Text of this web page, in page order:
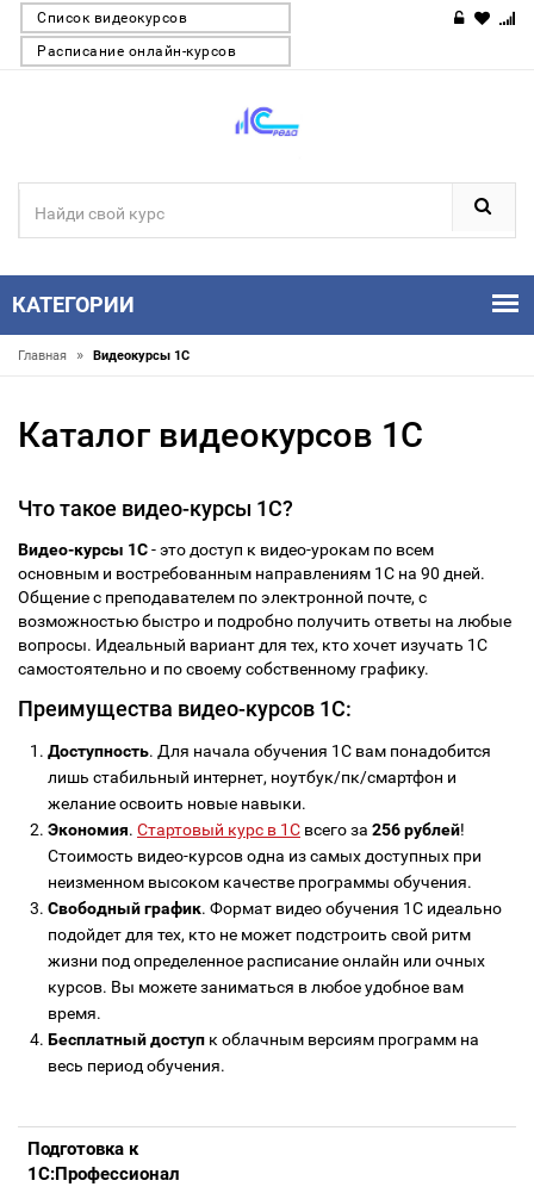
Список видеокурсов
Расписание онлайн-курсов
КАТЕГОРИИ
Главная » Видеокурсы 1С
Каталог видеокурсов 1С
Что такое видео-курсы 1С?
Видео-курсы 1С- это доступ к видео-урокам по всем
основным и востребованным направлениям 1С на 90 дней.
Общение с преподавателем по электронной почте, с
возможностью быстро и подробно получить ответы на любые
вопросы. Идеальный вариант для тех, кто хочет изучать 1С
самостоятельно и по своему собственному графику.
Преимущества видео-курсов 1С:
Доступность. Для начала обучения 1С вам понадобится
лишь стабильный интернет, ноутбук/пк/смартфон и
желание освоить новые навыки.
Экономия. Стартовый курс в 1С всего за 256 рублей!
Стоимость видео-курсов одна из самых доступных при
неизменном высоком качестве программы обучения.
Свободный график. Формат видео обучения 1С идеально
подойдет для тех, кто не может подстроить свой ритм
жизни под определенное расписание онлайн или очных
курсов. Вы можете заниматься в любое удобное вам
время.
Бесплатный доступ к облачным версиям программ на
весь период обучения.
Подготовка к
1С:Профессионал